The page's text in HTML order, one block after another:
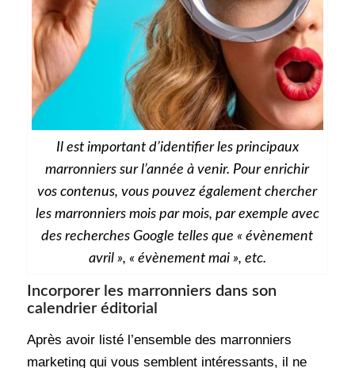
Il est important d’identifier les principaux
marronniers sur l’année à venir. Pour enrichir
vos contenus, vous pouvez également chercher
les marronniers mois par mois, par exemple avec
des recherches Google telles que « évènement
avril », « évènement mai », etc.
Incorporer les marronniers dans son
calendrier éditorial
Après avoir listé l’ensemble des marronniers
marketing qui vous semblent intéressants, il ne